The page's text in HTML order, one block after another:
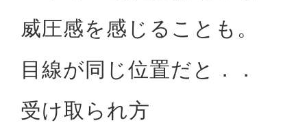
威圧感を感じることも。
目線が同じ位置だと．．
受け取られ方